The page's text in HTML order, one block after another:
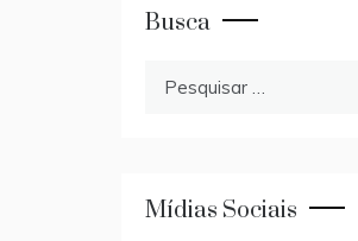
Busca
Mídias Sociais